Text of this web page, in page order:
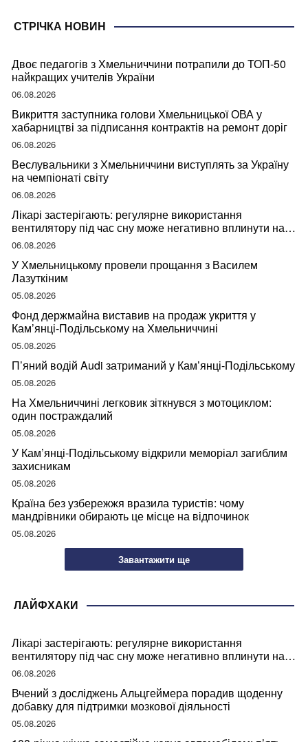
СТРІЧКА НОВИН
Двоє педагогів з Хмельниччини потрапили до ТОП-50
найкращих учителів України
06.08.2026
Викриття заступника голови Хмельницької ОВА у
хабарництві за підписання контрактів на ремонт доріг
06.08.2026
Веслувальники з Хмельниччини виступлять за Україну
на чемпіонаті світу
06.08.2026
Лікарі застерігають: регулярне використання
вентилятору під час сну може негативно вплинути на
ваше здоров’я
06.08.2026
У Хмельницькому провели прощання з Василем
Лазуткіним
05.08.2026
Фонд держмайна виставив на продаж укриття у
Кам’янці-Подільському на Хмельниччині
05.08.2026
П’яний водій Audi затриманий у Кам’янці-Подільському
05.08.2026
На Хмельниччині легковик зіткнувся з мотоциклом:
один постраждалий
05.08.2026
У Кам’янці-Подільському відкрили меморіал загиблим
захисникам
05.08.2026
Країна без узбережжя вразила туристів: чому
мандрівники обирають це місце на відпочинок
05.08.2026
Завантажити ще
ЛАЙФХАКИ
Лікарі застерігають: регулярне використання
вентилятору під час сну може негативно вплинути на
ваше здоров’я
06.08.2026
Вчений з досліджень Альцгеймера порадив щоденну
добавку для підтримки мозкової діяльності
05.08.2026